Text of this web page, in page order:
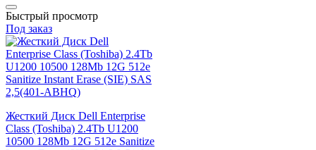
Быстрый просмотр
Под заказ
Жесткий Диск Dell Enterprise
Class (Toshiba) 2.4Tb U1200
10500 128Mb 12G 512e Sanitize